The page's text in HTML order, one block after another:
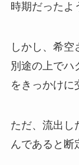
時期だったよ
しかし、希
別途の上でハ
をきっかけに
ただ、流出し
んであると断